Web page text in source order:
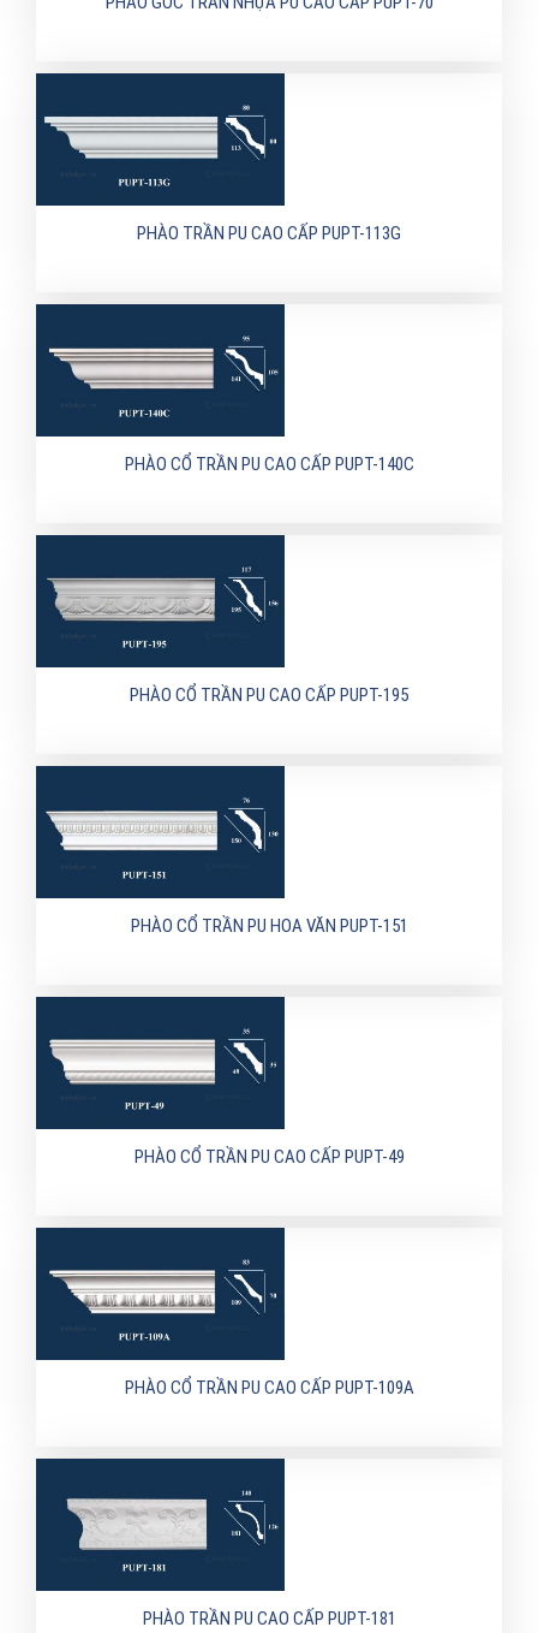
PHÀO TRẦN PU CAO CẤP PUPT-113G
PHÀO CỔ TRẦN PU CAO CẤP PUPT-140C
PHÀO CỔ TRẦN PU CAO CẤP PUPT-195
PHÀO CỔ TRẦN PU HOA VĂN PUPT-151
PHÀO CỔ TRẦN PU CAO CẤP PUPT-49
PHÀO CỔ TRẦN PU CAO CẤP PUPT-109A
PHÀO TRẦN PU CAO CẤP PUPT-181